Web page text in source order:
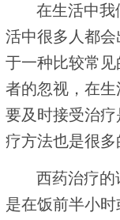
在生活中我
活中很多人都
于一种比较常
者的忽视，在
要及时接受治
疗方法也是很多
西药治疗的
是在饭前半小